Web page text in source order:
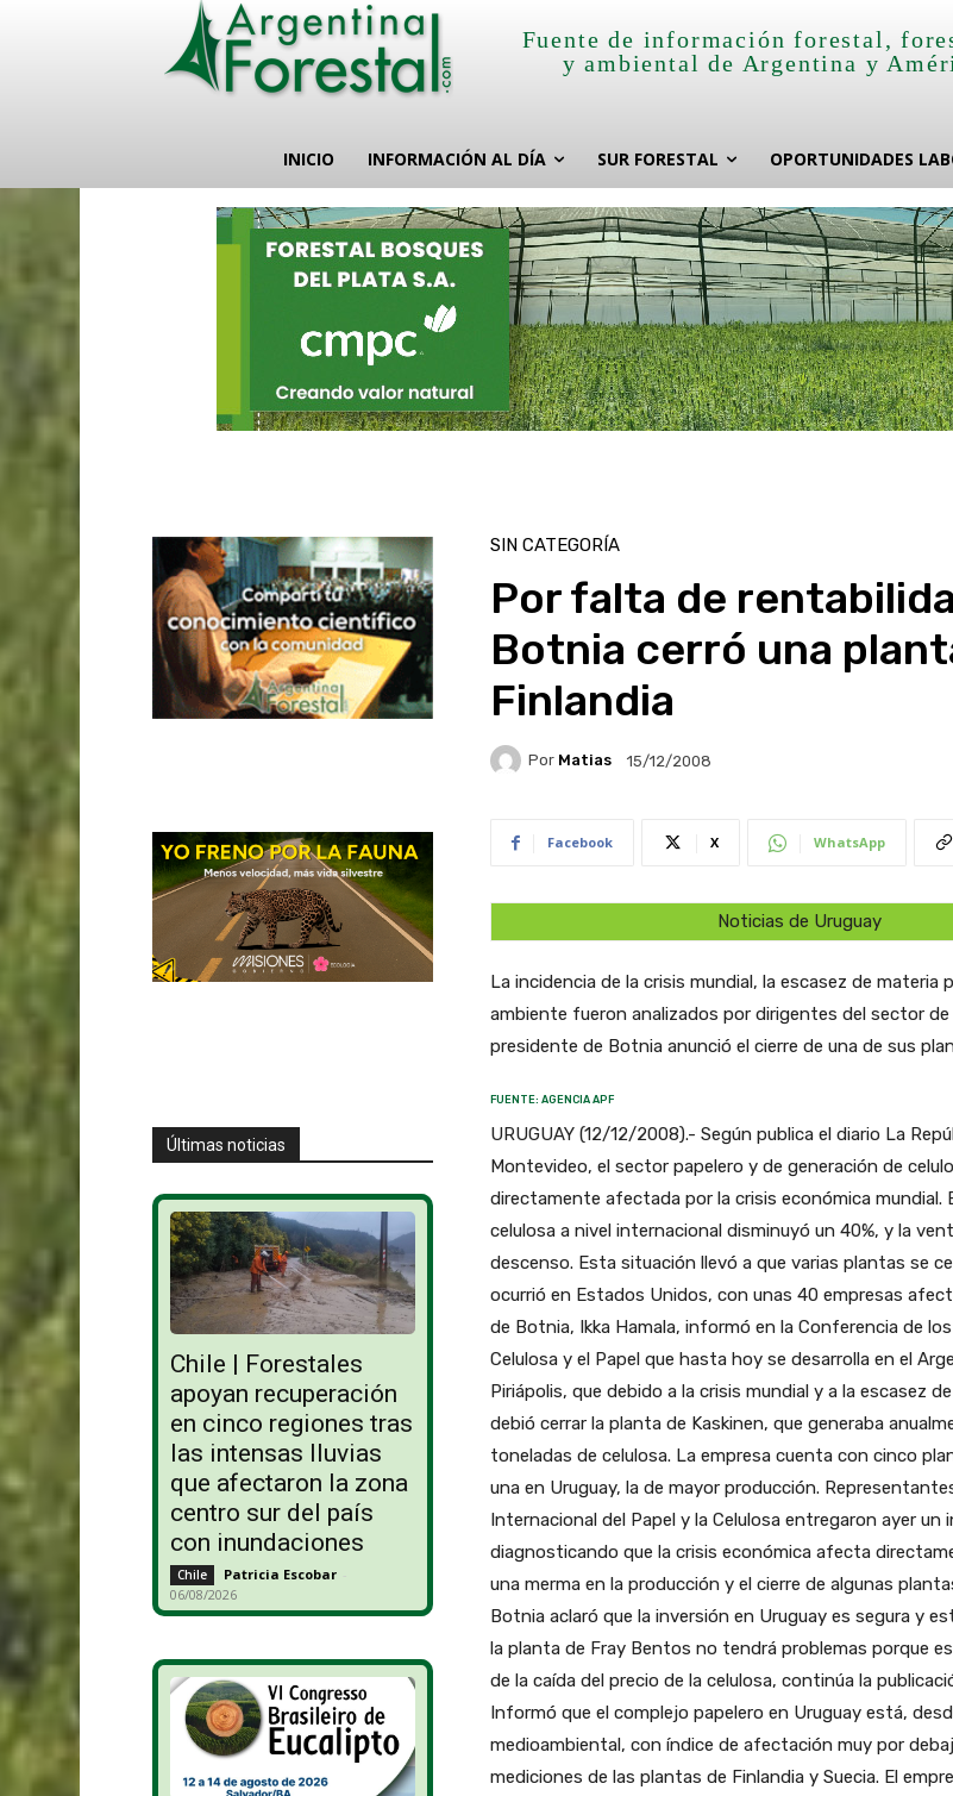
Fuente de información forestal,
y ambiental de Argentina y
INICIO INFORMACIÓN AL DÍA SUR FORESTAL OPORTUNIDADES
Últimas noticias
Chile | Forestales
apoyan recuperación
en cinco regiones tras
las intensas lluvias
que afectaron la zona
centro sur del país
con inundaciones
Chile Patricia Escobar -
06/08/2026
SIN CATEGORÍA
Por falta de
Botnia cerró una
Finlandia
Por Matias 15/12/2008
Facebook X WhatsApp
Noticias de Uruguay
La incidencia de la crisis mundial, la escasez de materia
ambiente fueron analizados por dirigentes del sector de
presidente de Botnia anunció el cierre de una de sus
FUENTE: AGENCIA APF
URUGUAY (12/12/2008).- Según publica el diario La
Montevideo, el sector papelero y de generación de
directamente afectada por la crisis económica mundial.
celulosa a nivel internacional disminuyó un 40%, y la
descenso. Esta situación llevó a que varias plantas se
ocurrió en Estados Unidos, con unas 40 empresas
de Botnia, Ikka Hamala, informó en la Conferencia de
Celulosa y el Papel que hasta hoy se desarrolla en el
Piriápolis, que debido a la crisis mundial y a la escasez
debió cerrar la planta de Kaskinen, que generaba
toneladas de celulosa. La empresa cuenta con cinco
una en Uruguay, la de mayor producción.
Internacional del Papel y la Celulosa entregaron ayer un
diagnosticando que la crisis económica afecta
una merma en la producción y el cierre de algunas
Botnia aclaró que la inversión en Uruguay es segura y
la planta de Fray Bentos no tendrá problemas porque
de la caída del precio de la celulosa, continúa la
Informó que el complejo papelero en Uruguay está,
medioambiental, con índice de afectación muy por
mediciones de las plantas de Finlandia y Suecia. El